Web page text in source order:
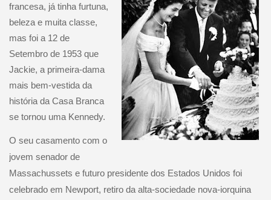
francesa, já tinha furtuna,
beleza e muita classe,
mas foi a 12 de
Setembro de 1953 que
Jackie, a primeira-dama
mais bem-vestida da
história da Casa Branca
se tornou uma Kennedy.
O seu casamento com o
jovem senador de
Massachussets e futuro presidente dos Estados Unidos foi
celebrado em Newport, retiro da alta-sociedade nova-iorquina